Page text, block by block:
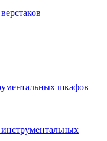
шкафов